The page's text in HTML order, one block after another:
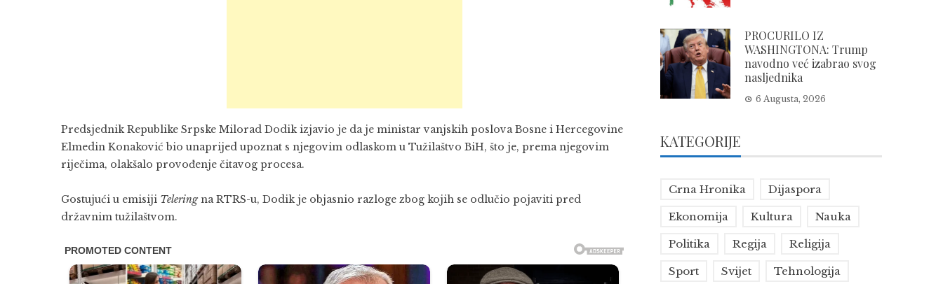
Predsjednik Republike Srpske Milorad Dodik izjavio je da je ministar vanjskih poslova Bosne i Hercegovine
Elmedin Konaković bio unaprijed upoznat s njegovim odlaskom u Tužilaštvo BiH, što je, prema njegovim
riječima, olakšalo provođenje čitavog procesa.
Gostujući u emisiji Teleringna RTRS-u, Dodik je objasnio razloge zbog kojih se odlučio pojaviti pred
državnim tužilaštvom.
PROCURILO IZ
WASHINGTONA: Trump
navodno već izabrao svog
nasljednika
6 Augusta, 2026
KATEGORIJE
Crna Hronika Dijaspora
Ekonomija Kultura Nauka
Politika Regija Religija
Sport Svijet Tehnologija